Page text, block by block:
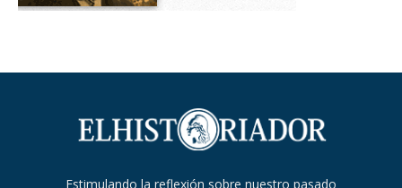
Estimulando la reflexión sobre nuestro pasado